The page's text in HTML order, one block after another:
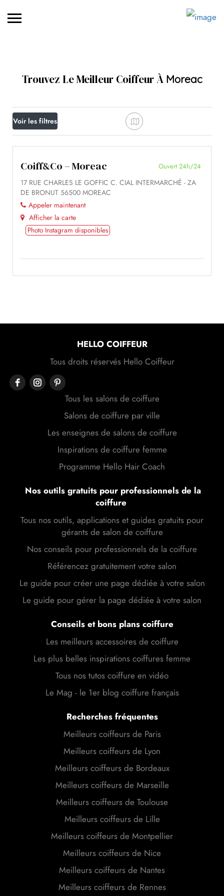
Trouvez Le Meilleur Coiffeur À Moreac
Voir les filtres
Coiff&Co – Moreac
17 RUE CHARLES LE GOFFIC C. CIAL INTERMARCHÉ - ZA
DE BRONUT 56500 MOREAC
Appeler maintenant
Afficher la carte
Ouvert 24h/24
Photo Instagram disponibles
HELLO COIFFEUR
Tous droits réservés Hello Coiffeur
Tous les salons de coiffure
Salons de coiffure par ville
Les enseignes de salons de coiffure
Inspirations de coiffure femme
Programme Hello Hair Coach
Nos outils gratuits pour professionnels de la
coiffure
Tous nos outils, applications et guides gratuits pour
gérants de salon de coiffure
Nos conseils pour professionnels de la coiffure
Référencez gratuitement votre salon
Le guide pour créer une page dédiée à votre salon
Le guide pour gérer la page dédiée à votre salon
Conseils et bons plans coiffure
Les meilleurs accessoires de coiffure
Les plus belles inspirations coiffures femme
Tous nos tutos coiffure en vidéo
Le Mag - le 1er blog coiffure français
Recherches fréquentes
Meilleurs coiffeurs de Paris
Meilleurs coiffeurs de Lyon
Meilleurs coiffeurs de Bordeaux
Meilleurs coiffeurs de Marseille
Meilleurs coiffeurs de Toulouse
Meilleurs coiffeurs de Lille
Meilleurs coiffeurs de Montpellier
Meilleurs coiffeurs de Nice
Meilleurs coiffeurs de Nantes
Meilleurs coiffeurs de Rennes